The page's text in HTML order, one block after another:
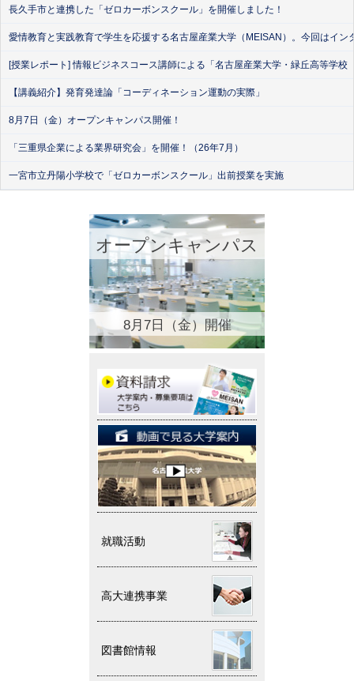
長久手市と連携した「ゼロカーボンスクール」を開催しました！
愛情教育と実践教育で学生を応援する名古屋産業大学（MEISAN）。今回はイ
[授業レポート] 情報ビジネスコース講師による「名古屋産業大学・緑丘高等学
【講義紹介】発育発達論「コーディネーション運動の実際」
8月7日（金）オープンキャンパス開催！
「三重県企業による業界研究会」を開催！（26年7月）
一宮市立丹陽小学校で「ゼロカーボンスクール」出前授業を実施
オープンキャンパス
8月7日（金）開催
就職活動
高大連携事業
図書館情報